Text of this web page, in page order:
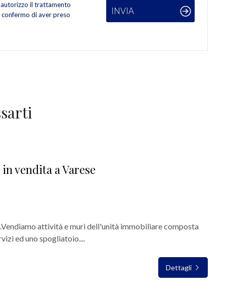
il trattamento
di aver preso
INVIA
vendita a Varese
attività e muri dell'unità immobiliare composta
ed uno spogliatoio....
Dettagli